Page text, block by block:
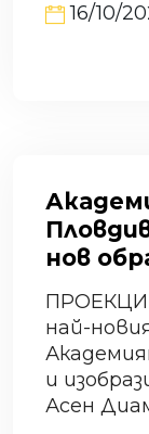
16/10/
нов
най-
и
Асен